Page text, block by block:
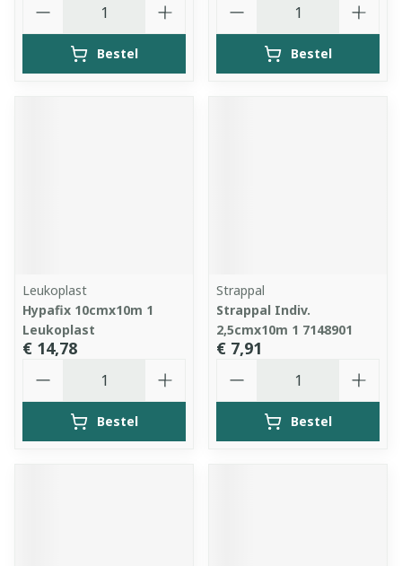
Bestel Bestel
Leukoplast
Hypafix 10cmx10m 1
Leukoplast
€ 14,78
Bestel
Strappal
Strappal Indiv.
2,5cmx10m 1 7148901
€ 7,91
Bestel